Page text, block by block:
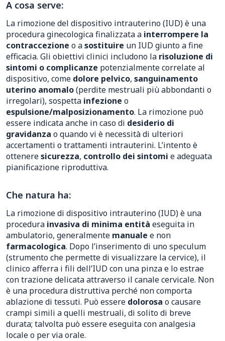
A cosa serve:
La rimozione del dispositivo intrauterino (IUD) è una
procedura ginecologica finalizzata a interrompere la
contraccezione o asostituire un IUD giunto a fine
efficacia. Gli obiettivi clinici includono la risoluzione di
sintomi o complicanze potenzialmente correlate al
dispositivo, come dolore pelvico, sanguinamento
uterino anomalo(perdite mestruali più abbondanti o
irregolari), sospetta infezione o
espulsione/malposizionamento. La rimozione può
essere indicata anche in caso di desiderio di
gravidanza o quando vi è necessità di ulteriori
accertamenti o trattamenti intrauterini. L’intento è
otteneresicurezza, controllo dei sintomi e adeguata
pianificazione riproduttiva.
Che natura ha:
La rimozione di dispositivo intrauterino (IUD) è una
procedura invasiva di minima entità eseguita in
ambulatorio, generalmente manuale e non
farmacologica. Dopo l’inserimento di uno speculum
(strumento che permette di visualizzare la cervice), il
clinico afferra i fili dell’IUD con una pinza e lo estrae
con trazione delicata attraverso il canale cervicale. Non
è una procedura distruttiva perché non comporta
ablazione di tessuti. Può essere dolorosa o causare
crampi simili a quelli mestruali, di solito di breve
durata; talvolta può essere eseguita con analgesia
locale o per via orale.